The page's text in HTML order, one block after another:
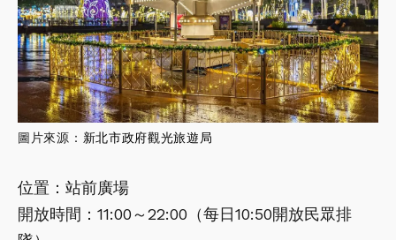
圖片來源： 新北市政府觀光旅遊局
位置：站前廣場
開放時間：11:00～22:00（每日10:50開放民眾排